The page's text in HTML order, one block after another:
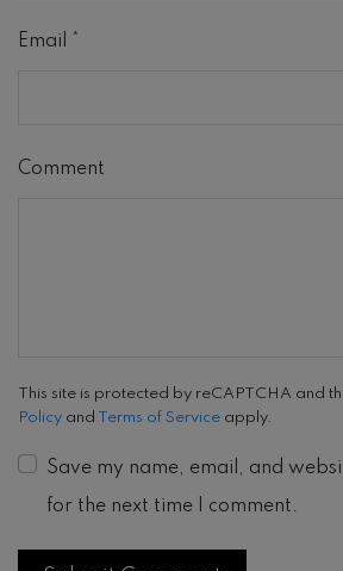
Email
Comment
This site is protected by reCAPTCHA and
Policy and Terms of Service apply.
Save my name, email, and
for the next time I comment.